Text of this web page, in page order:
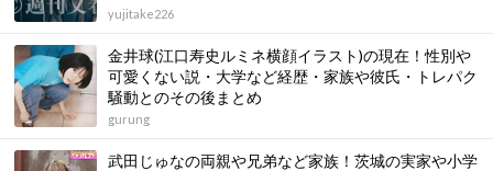
yujitake226
金井球(江口寿史ルミネ横顔イラスト)の現在！性別や
可愛くない説・大学など経歴・家族や彼氏・トレパク
騒動とのその後まとめ
gurung
武田じゅなの両親や兄弟など家族！茨城の実家や小学